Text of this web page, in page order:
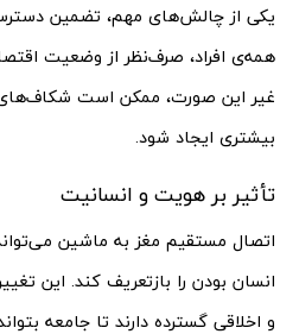
یکی از چالش‌های مهم، تضمین
همه‌ی افراد، صرف‌نظر از وضعیت
غیر این صورت، ممکن است
بیشتری ایجاد شود.
تأثیر بر هویت و انسانیت
اتصال مستقیم مغز به ماشین
انسان بودن را بازتعریف کند. این
و اخلاقی گسترده دارند تا جامعه